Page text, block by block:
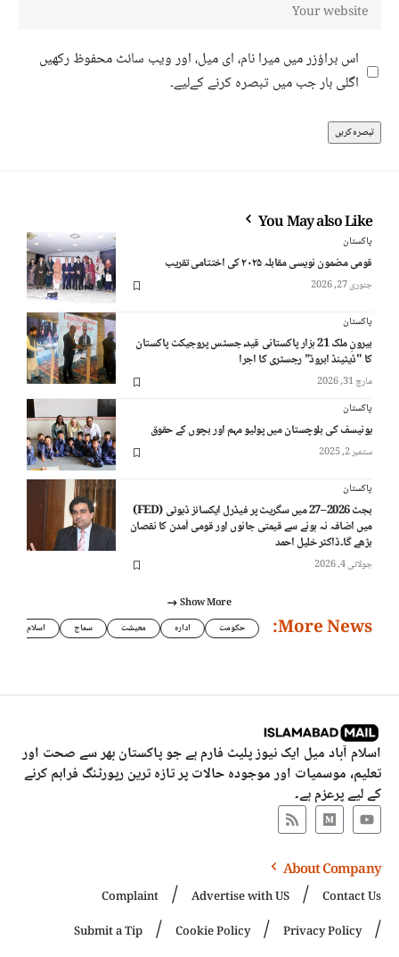
اس براؤزر میں میرا نام، ای میل، اور ویب سائٹ محفوظ رکھیں
اگلی بار جب میں تبصرہ کرنے کےلیے۔
You May also Like
پاکستان
قومی مضمون نویسی مقابلہ ۲۰۲۵ کی اختتامی تقریب
جنوری 27, 2026
پاکستان
بیرونِ ملک 21 ہزار پاکستانی قید، جسٹس پروجیکٹ پاکستان
کا "ڈیٹینڈ ابروڈ” رجسٹری کا اجرا
مارچ 31, 2026
پاکستان
یونیسف کی بلوچستان میں پولیو مہم اور بچوں کے حقوق
ستمبر 2, 2025
پاکستان
بجٹ 2026–27 میں سگریٹ پر فیڈرل ایکسائز ڈیوٹی (FED)
میں اضافہ نہ ہونے سے قیمتی جانوں اور قومی آمدن کا نقصان
بڑھے گا۔ڈاکٹر خلیل احمد
جولائی 4, 2026
Show More
More News: حکومت ادارہ معیشت سماج اسلام
اسلام آباد میل ایک نیوز پلیٹ فارم ہے جو پاکستان بھر سے صحت اور
تعلیم، موسمیات اور موجودہ حالات پر تازہ ترین رپورٹنگ فراہم کرنے
کے لیے پرعزم ہے۔
About Company
Contact Us
Advertise with US
Complaint
Privacy Policy
Cookie Policy
Submit a Tip